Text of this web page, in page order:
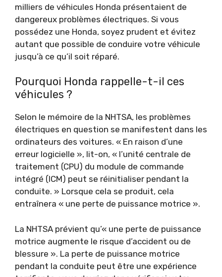
milliers de véhicules Honda présentaient de
dangereux problèmes électriques. Si vous
possédez une Honda, soyez prudent et évitez
autant que possible de conduire votre véhicule
jusqu’à ce qu’il soit réparé.
Pourquoi Honda rappelle-t-il ces
véhicules ?
Selon le mémoire de la NHTSA, les problèmes
électriques en question se manifestent dans les
ordinateurs des voitures. « En raison d’une
erreur logicielle », lit-on, « l’unité centrale de
traitement (CPU) du module de commande
intégré (ICM) peut se réinitialiser pendant la
conduite. » Lorsque cela se produit, cela
entraînera « une perte de puissance motrice ».
La NHTSA prévient qu’« une perte de puissance
motrice augmente le risque d’accident ou de
blessure ». La perte de puissance motrice
pendant la conduite peut être une expérience